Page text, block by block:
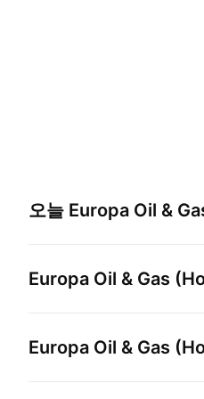
오늘 Europa Oil &
Europa Oil & Gas
Europa Oil & Gas